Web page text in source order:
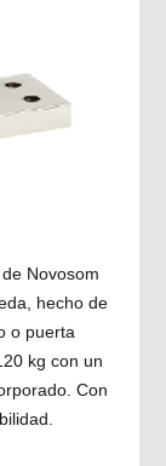
Novosom
hecho de
o puerta
kg con un
Con